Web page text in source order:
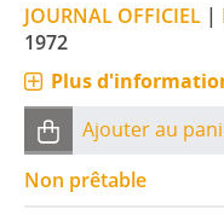
JOURNAL OFFICIEL |
1972
Plus
Ajouter au
Non prêtable